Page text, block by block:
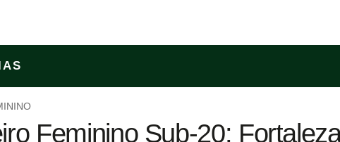
Feminino Sub-20: